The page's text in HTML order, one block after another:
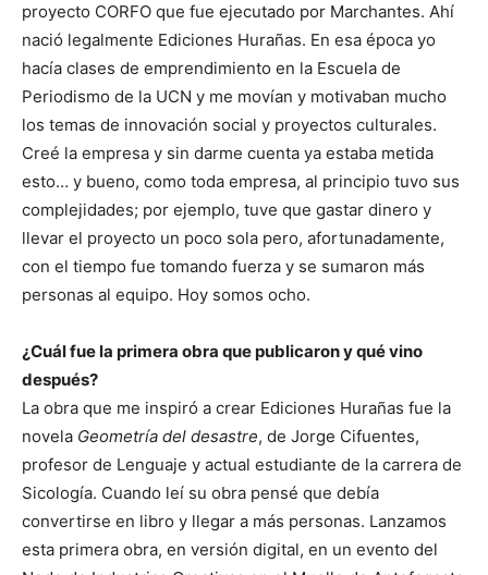
proyecto CORFO que fue ejecutado por Marchantes. Ahí
nació legalmente Ediciones Hurañas. En esa época yo
hacía clases de emprendimiento en la Escuela de
Periodismo de la UCN y me movían y motivaban mucho
los temas de innovación social y proyectos culturales.
Creé la empresa y sin darme cuenta ya estaba metida
esto… y bueno, como toda empresa, al principio tuvo sus
complejidades; por ejemplo, tuve que gastar dinero y
llevar el proyecto un poco sola pero, afortunadamente,
con el tiempo fue tomando fuerza y se sumaron más
personas al equipo. Hoy somos ocho.
¿Cuál fue la primera obra que publicaron y qué vino
después?
La obra que me inspiró a crear Ediciones Hurañas fue la
novela Geometría del desastre, de Jorge Cifuentes,
profesor de Lenguaje y actual estudiante de la carrera de
Sicología. Cuando leí su obra pensé que debía
convertirse en libro y llegar a más personas. Lanzamos
esta primera obra, en versión digital, en un evento del